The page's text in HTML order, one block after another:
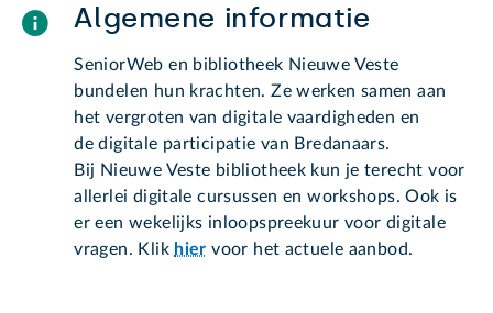
Algemene informatie
SeniorWeb en bibliotheek Nieuwe Veste
bundelen hun krachten. Ze werken samen aan
het vergroten van digitale vaardigheden en
de digitale participatie van Bredanaars.
Bij Nieuwe Veste bibliotheek kun je terecht voor
allerlei digitale cursussen en workshops. Ook is
er een wekelijks inloopspreekuur voor digitale
vragen. Klik hier voor het actuele aanbod.